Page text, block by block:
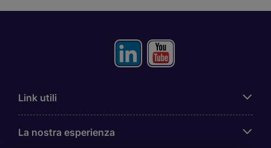
Link utili
La nostra esperienza